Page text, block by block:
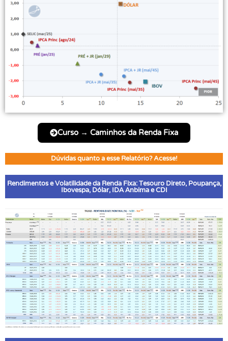
Curso → Caminhos da Renda Fixa
Dúvidas quanto a esse Relatório? Acesse!
Rendimentos e Volatilidade da Renda Fixa: Tesouro Direto, Poupança,
Ibovespa, Dólar, IDA Anbima e CDI